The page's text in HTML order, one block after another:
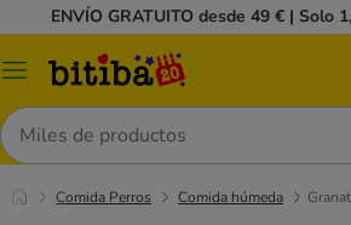
ENVÍO GRATUITO desde 49 € | Solo
Menú
Buscar
Comida Perros Comida húmeda